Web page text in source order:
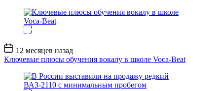
Дата
записи
12 месяцев назад
Ключевые плюсы обучения вокалу в школе Voca-Beat